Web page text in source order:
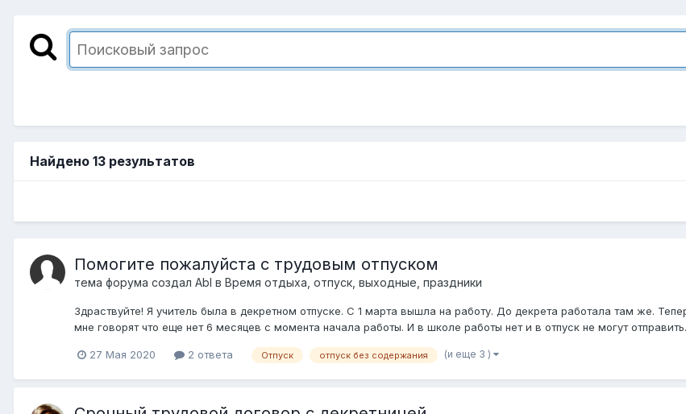
Найдено 13 результатов
Помогите пожалуйста с трудовым отпуском
тема форума создал Abl в Время отдыха, отпуск, выходные, праздники
Здраствуйте! Я учитель была в декретном отпуске. С 1 марта вышла на работу. До декрета работала там же.
мне говорят что еще нет 6 месяцев с момента начала работы. И в школе работы нет и в отпуск не могут
27 Мая 2020 2 ответа Отпуск отпуск без содержания (и еще 3 )